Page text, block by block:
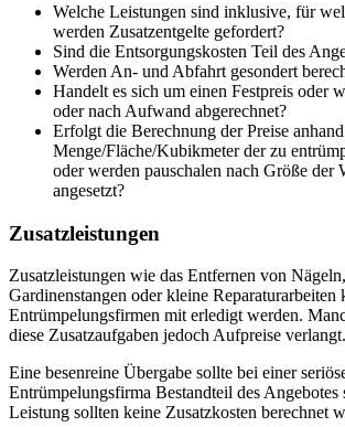
Welche Leistungen sind inklusive, für
werden Zusatzentgelte gefordert?
Sind die Entsorgungskosten Teil des
Werden An- und Abfahrt gesondert
Handelt es sich um einen Festpreis oder
oder nach Aufwand abgerechnet?
Erfolgt die Berechnung der Preise
Menge/Fläche/Kubikmeter der zu
oder werden pauschalen nach Größe der
angesetzt?
Zusatzleistungen
Zusatzleistungen wie das Entfernen von
Gardinenstangen oder kleine Reparaturarbeiten
Entrümpelungsfirmen mit erledigt werden.
diese Zusatzaufgaben jedoch Aufpreise verlangt.
Eine besenreine Übergabe sollte bei einer
Entrümpelungsfirma Bestandteil des Angebotes
Leistung sollten keine Zusatzkosten berechnet